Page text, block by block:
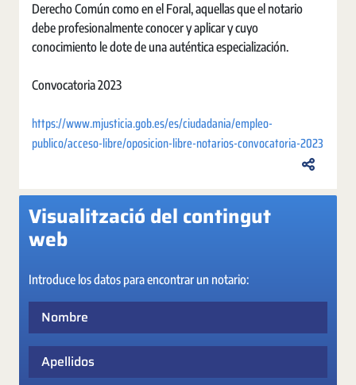
Derecho Común como en el Foral, aquellas que el notario
debe profesionalmente conocer y aplicar y cuyo
conocimiento le dote de una auténtica especialización.
Convocatoria 2023
https://www.mjusticia.gob.es/es/ciudadania/empleo-
publico/acceso-libre/oposicion-libre-notarios-convocatoria-2023
Visualització del contingut
web
Introduce los datos para encontrar un notario:
Apellidos